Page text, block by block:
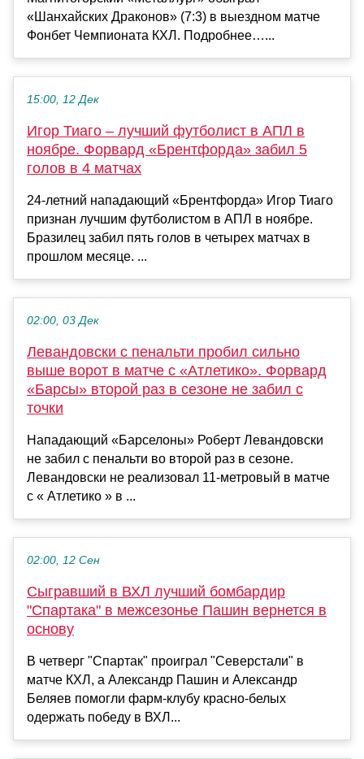
«Шанхайских Драконов» (7:3) в выездном матче
Фонбет Чемпионата КХЛ. Подробнее…...
15:00, 12 Дек
Игор Тиаго – лучший футболист в АПЛ в
ноябре. Форвард «Брентфорда» забил 5
голов в 4 матчах
24-летний нападающий «Брентфорда» Игор Тиаго
признан лучшим футболистом в АПЛ в ноябре.
Бразилец забил пять голов в четырех матчах в
прошлом месяце. ...
02:00, 03 Дек
Левандовски c пенальти пробил сильно
выше ворот в матче с «Атлетико». Форвард
«Барсы» второй раз в сезоне не забил с
точки
Нападающий «Барселоны» Роберт Левандовски
не забил с пенальти во второй раз в сезоне.
Левандовски не реализовал 11-метровый в матче
с « Атлетико » в ...
02:00, 12 Сен
Сыгравший в ВХЛ лучший бомбардир
"Спартака" в межсезонье Пашин вернется в
основу
В четверг "Спартак" проиграл "Северстали" в
матче КХЛ, а Александр Пашин и Александр
Беляев помогли фарм-клубу красно-белых
одержать победу в ВХЛ...